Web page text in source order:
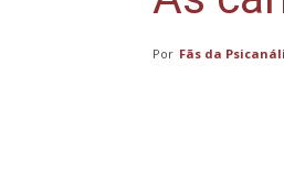
Por Fãs da